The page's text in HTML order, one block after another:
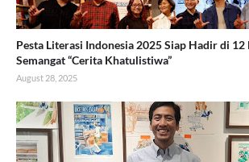
Pesta Literasi Indonesia 2025 Siap Hadir di 12
Semangat “Cerita Khatulistiwa”
August 28, 2025